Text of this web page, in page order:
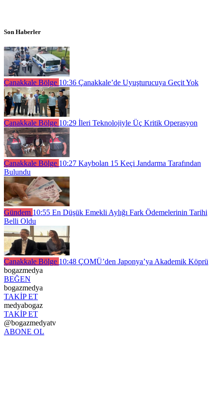
Son Haberler
Çanakkale Bölge 10:36 Çanakkale’de Uyuşturucuya Geçit Yok
Çanakkale Bölge 10:29 İleri Teknolojiyle Üç Kritik Operasyon
Çanakkale Bölge 10:27 Kaybolan 15 Keçi Jandarma Tarafından
Bulundu
Gündem 10:55 En Düşük Emekli Aylığı Fark Ödemelerinin Tarihi
Belli Oldu
Çanakkale Bölge 10:48 ÇOMÜ’den Japonya’ya Akademik Köprü
bogazmedya
BEĞEN
bogazmedya
TAKİP ET
medyabogaz
TAKİP ET
@bogazmedyatv
ABONE OL